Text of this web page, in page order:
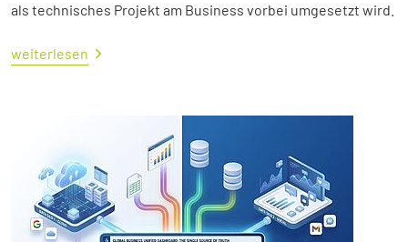
als technisches Projekt am Business vorbei umgesetzt wird.
weiterlesen